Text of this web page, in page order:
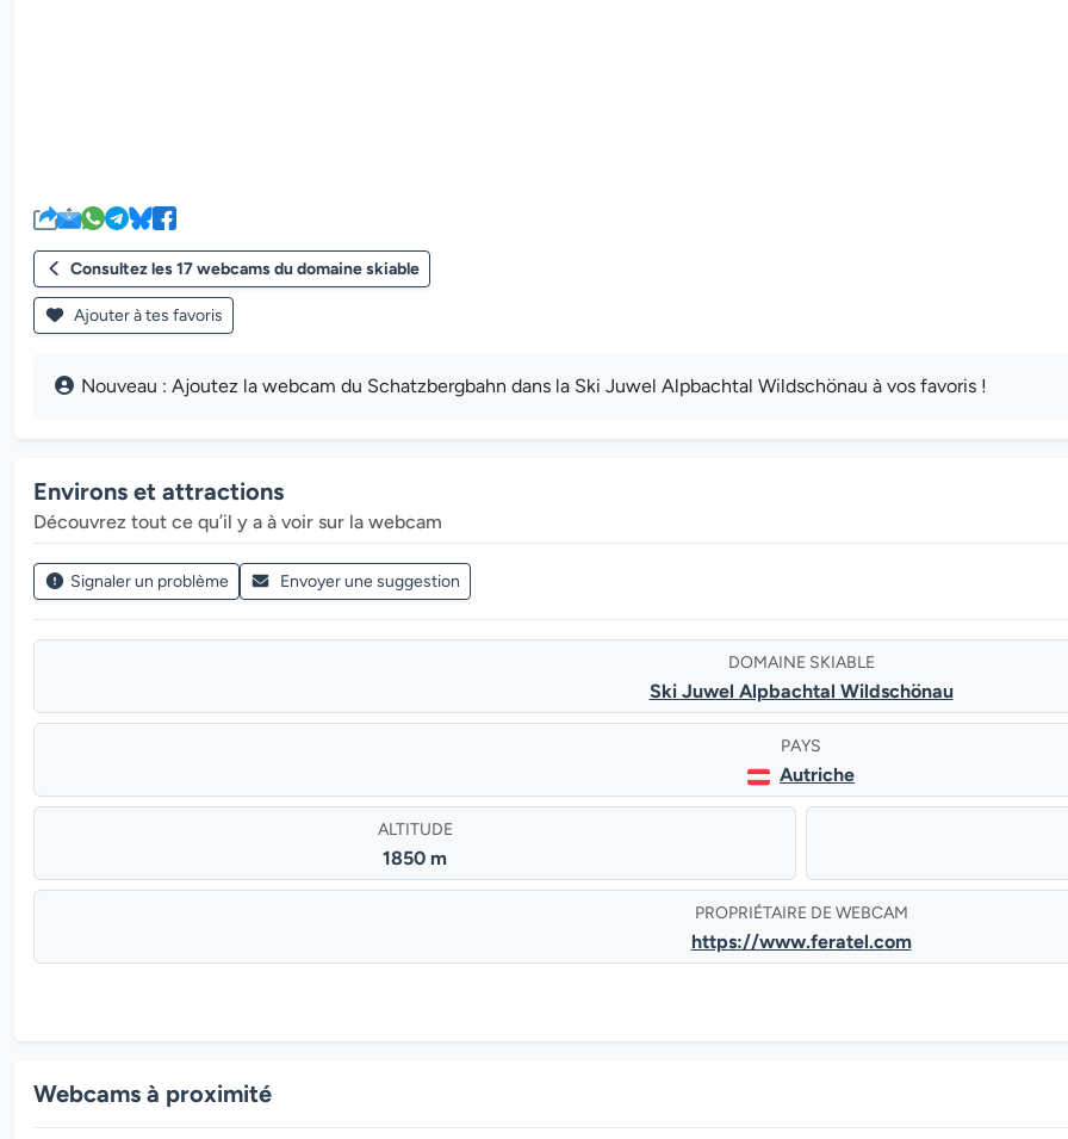
Consultez les 17 webcams du domaine skiable
Ajouter à tes favoris
Nouveau : Ajoutez la webcam du Schatzbergbahn dans la Ski Juwel Alpbachtal Wildschönau à vos favoris !
Environs et attractions
Découvrez tout ce qu’il y a à voir sur la webcam
Signaler un problème Envoyer une suggestion
DOMAINE SKIABLE
Ski Juwel Alpbachtal Wildschönau
PAYS
Autriche
ALTITUDE
1850 m
PROPRIÉTAIRE DE WEBCAM
https://www.feratel.com
Webcams à proximité